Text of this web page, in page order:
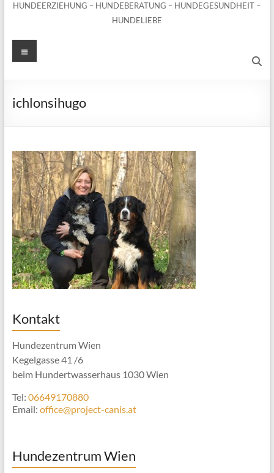
HUNDEERZIEHUNG – HUNDEBERATUNG – HUNDEGESUNDHEIT –
HUNDELIEBE
Menü
ichlonsihugo
Kontakt
Hundezentrum Wien
Kegelgasse 41 /6
beim Hundertwasserhaus 1030 Wien
Tel: 06649170880
Email: office@project-canis.at
Hundezentrum Wien